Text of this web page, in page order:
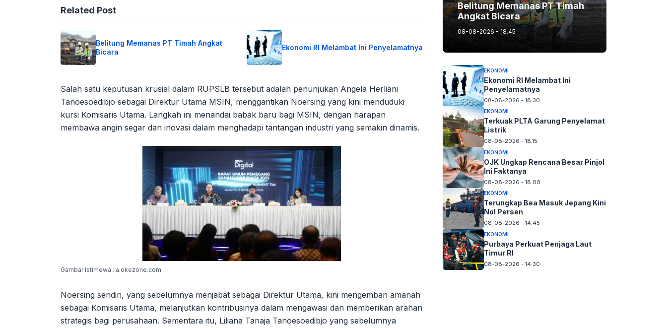
Related Post
Belitung Memanas PT Timah Angkat
Bicara
Ekonomi RI Melambat Ini Penyelamatnya
Salah satu keputusan krusial dalam RUPSLB tersebut adalah penunjukan Angela Herliani
Tanoesoedibjo sebagai Direktur Utama MSIN, menggantikan Noersing yang kini menduduki
kursi Komisaris Utama. Langkah ini menandai babak baru bagi MSIN, dengan harapan
membawa angin segar dan inovasi dalam menghadapi tantangan industri yang semakin dinamis.
Gambar Istimewa : a.okezone.com
Noersing sendiri, yang sebelumnya menjabat sebagai Direktur Utama, kini mengemban amanah
sebagai Komisaris Utama, melanjutkan kontribusinya dalam mengawasi dan memberikan arahan
strategis bagi perusahaan. Sementara itu, Liliana Tanaja Tanoesoedibjo yang sebelumnya
Belitung Memanas PT Timah
Angkat Bicara
08-08-2026 - 18.45
EKONOMI
Ekonomi RI Melambat Ini
Penyelamatnya
08-08-2026 - 18.30
EKONOMI
Terkuak PLTA Garung Penyelamat
Listrik
08-08-2026 - 18.15
EKONOMI
OJK Ungkap Rencana Besar Pinjol
Ini Faktanya
08-08-2026 - 18.00
EKONOMI
Terungkap Bea Masuk Jepang Kini
Nol Persen
08-08-2026 - 14.45
EKONOMI
Purbaya Perkuat Penjaga Laut
Timur RI
08-08-2026 - 14.30